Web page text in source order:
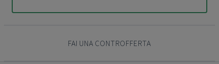
FAI UNA CONTROFFERTA